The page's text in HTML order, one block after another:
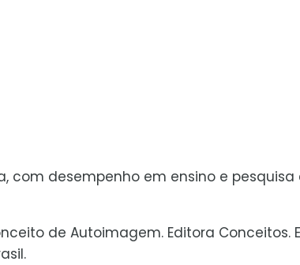
com desempenho em ensino e pesquisa
de Autoimagem. Editora Conceitos.